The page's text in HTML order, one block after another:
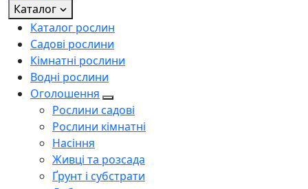
Каталог
Каталог рослин
Садові рослини
Кімнатні рослини
Водні рослини
Оголошення
Рослини садові
Рослини кімнатні
Насіння
Живці та розсада
Ґрунт і субстрати